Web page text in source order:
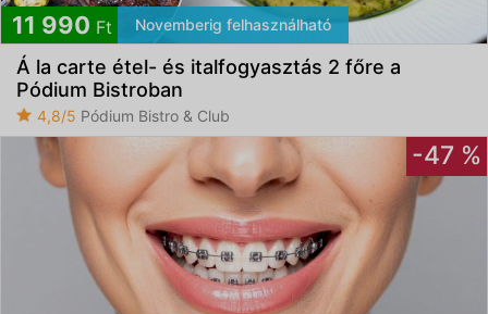
11 990 Ft Novemberig felhasználható
Á la carte étel- és italfogyasztás 2 főre a
Pódium Bistroban
4,8/5 Pódium Bistro & Club
-47 %